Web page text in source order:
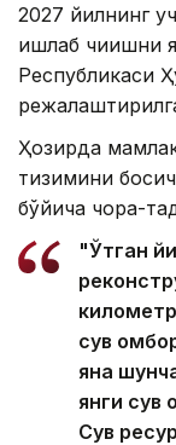
2027 йилнинг
ишлаб чиқишни
Республикаси
Ҳозирда
тизимини
бўйича чора-
"Ўтган
сув
яна
янги сув
Сув